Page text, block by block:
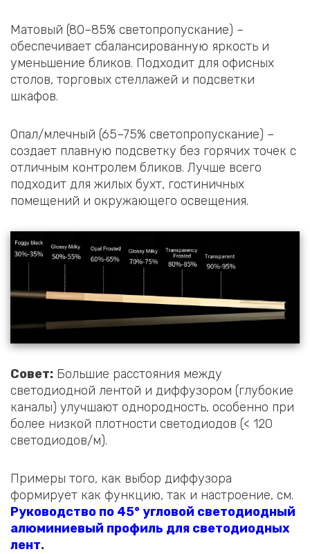
Матовый (80–85% светопропускание) –
обеспечивает сбалансированную яркость и
уменьшение бликов. Подходит для офисных
столов, торговых стеллажей и подсветки
шкафов.
Опал/млечный (65–75% светопропускание) –
создает плавную подсветку без горячих точек с
отличным контролем бликов. Лучше всего
подходит для жилых бухт, гостиничных
помещений и окружающего освещения.
Совет: Большие расстояния между
светодиодной лентой и диффузором (глубокие
каналы) улучшают однородность, особенно при
более низкой плотности светодиодов (< 120
светодиодов/м).
Примеры того, как выбор диффузора
формирует как функцию, так и настроение, см.
Руководство по 45° угловой светодиодный
алюминиевый профиль для светодиодных
лент.